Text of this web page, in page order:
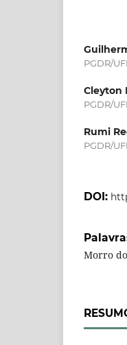
PGDR/
Cleyton
PGDR/
Rumi
PGDR/
DOI:
Morro do